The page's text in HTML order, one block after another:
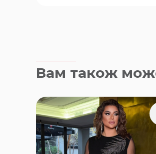
Вам також